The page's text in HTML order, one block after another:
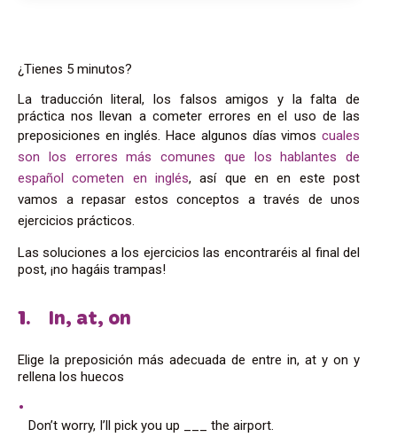
¿Tienes 5 minutos?
La traducción literal, los falsos amigos y la falta de
práctica nos llevan a cometer errores en el uso de las
preposiciones en inglés.Hace algunos días vimos cuales
son los errores más comunes que los hablantes de
español cometen en inglés, así que en en este post
vamos a repasar estos conceptos a través de unos
ejercicios prácticos.
Las soluciones a los ejercicios las encontraréis al final del
post, ¡no hagáis trampas!
1. In, at, on
Elige la preposición más adecuada de entre in, at y on y
rellena los huecos
Don’t worry, I’ll pick you up ___ the airport.